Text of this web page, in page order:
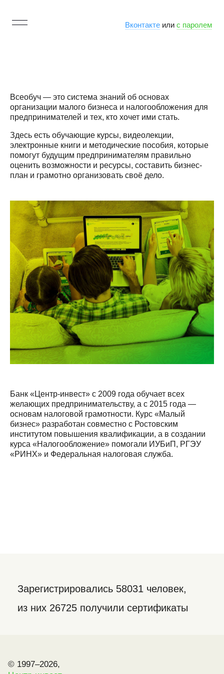
Вконтактеили с паролем
Всеобуч — это система знаний об основах
организации малого бизнеса и налогообложения для
предпринимателей и тех, кто хочет ими стать.
Здесь есть обучающие курсы, видеолекции,
электронные книги и методические пособия, которые
помогут будущим предпринимателям правильно
оценить возможности и ресурсы, составить бизнес-
план и грамотно организовать своё дело.
Банк «Центр-инвест» с 2009 года обучает всех
желающих предпринимательству, а с 2015 года —
основам налоговой грамотности. Курс «Малый
бизнес» разработан совместно с Ростовским
институтом повышения квалификации, а в создании
курса «Налогообложение» помогали ИУБиП, РГЭУ
«РИНХ» и Федеральная налоговая служба.
Зарегистрировались 58031 человек,
из них 26725 получили сертификаты
© 1997–2026,